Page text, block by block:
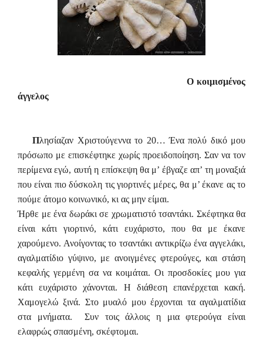
Ο κοιμισμένος
άγγελος
Πλησίαζαν Χριστούγεννα το 20… Ένα πολύ δικό μου
πρόσωπο με επισκέφτηκε χωρίς προειδοποίηση. Σαν να τον
περίμενα εγώ, αυτή η επίσκεψη θα μ’ έβγαζε απ’ τη μοναξιά
που είναι πιο δύσκολη τις γιορτινές μέρες, θα μ’ έκανε ας το
πούμε άτομο κοινωνικό, κι ας μην είμαι.
Ήρθε με ένα δωράκι σε χρωματιστό τσαντάκι. Σκέφτηκα θα
είναι κάτι γιορτινό, κάτι ευχάριστο, που θα με έκανε
χαρούμενο. Ανοίγοντας το τσαντάκι αντικρίζω ένα αγγελάκι,
αγαλματίδιο γύψινο, με ανοιγμένες φτερούγες, και στάση
κεφαλής γερμένη σα να κοιμάται. Οι προσδοκίες μου για
κάτι ευχάριστο χάνονται. Η διάθεση επανέρχεται κακή.
Χαμογελώ ξινά. Στο μυαλό μου έρχονται τα αγαλματίδια
στα μνήματα. Συν τοις άλλοις η μια φτερούγα είναι
ελαφρώς σπασμένη, σκέφτομαι.